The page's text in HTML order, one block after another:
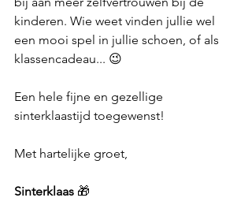
kinderen. Wie weet vinden jullie wel
een mooi spel in jullie schoen, of als
klassencadeau... 😉
Een hele fijne en gezellige
sinterklaastijd toegewenst!
Met hartelijke groet,
Sinterklaas 🎁